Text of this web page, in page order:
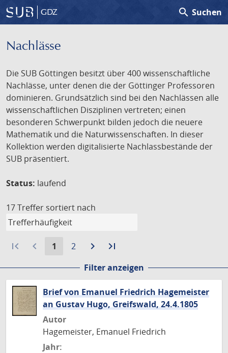
GDZ search Suchen
Nachlässe
Die SUB Göttingen besitzt über 400 wissenschaftliche
Nachlässe, unter denen die der Göttinger Professoren
dominieren. Grundsätzlich sind bei den Nachlässen alle
wissenschaftlichen Disziplinen vertreten; einen
besonderen Schwerpunkt bilden jedoch die neuere
Mathematik und die Naturwissenschaften. In dieser
Kollektion werden digitalisierte Nachlassbestände der
SUB präsentiert.
Status: laufend
17 Treffer sortiert nach
first_page navigate_before
Aktuelle
1
Gehe
Seite
2 navigate_next
Zur
Seite
last_page
Seite
Filter anzeigen
Brief von Emanuel Friedrich Hagemeister
an Gustav Hugo, Greifswald, 24.4.1805
Autor
Hagemeister, Emanuel Friedrich
Jahr: